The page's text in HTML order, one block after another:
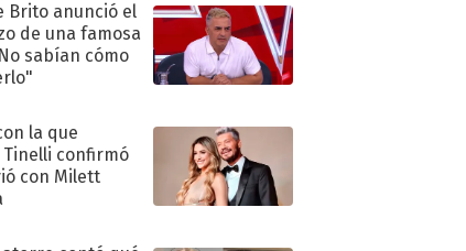
Brito anunció el
de una famosa
sabían cómo
la que
Tinelli confirmó
con Milett